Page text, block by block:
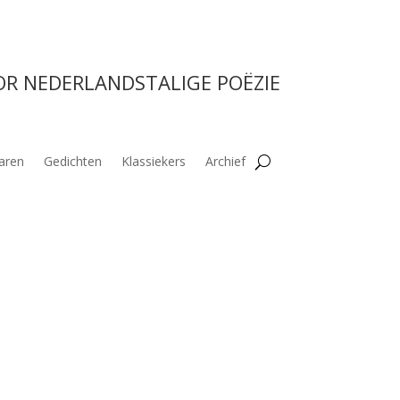
NEDERLANDSTALIGE POËZIE
Gedichten Klassiekers Archief